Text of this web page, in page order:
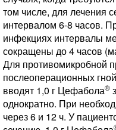
том числе, для лечения
интервалом 6-8 часов.
инфекциях интервалы
сокращены до 4 часов
Для противомикробной
послеоперационных
вводят 1,0 г Цефабола®
однократно. При
через 6 и 12 ч. У